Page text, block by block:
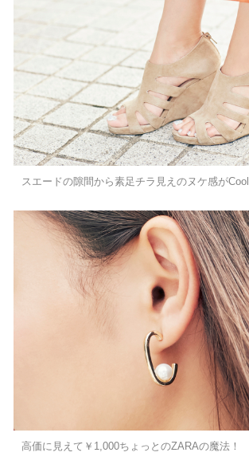
スエードの隙間から素足チラ見えのヌケ感がCool
高価に見えて￥1,000ちょっとのZARAの魔法！